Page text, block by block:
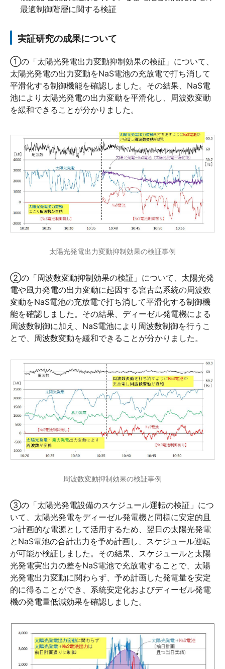
最適制御階層に関する検証
実証研究の成果について
①の「太陽光発電出力変動抑制効果の検証」について、
太陽光発電の出力変動をNaS電池の充放電で打ち消して
平滑化する制御機能を確認しました。その結果、NaS電
池により太陽光発電の出力変動を平滑化し、周波数変動
を緩和できることが分かりました。
太陽光発電出力変動抑制効果の検証事例
②の「周波数変動抑制効果の検証」について、太陽光発
電や風力発電の出力変動に起因する宮古島系統の周波数
変動をNaS電池の充放電で打ち消して平滑化する制御機
能を確認しました。その結果、ディーゼル発電機による
周波数制御に加え、NaS電池により周波数制御を行うこ
とで、周波数変動を緩和できることが分かりました。
周波数変動抑制効果の検証事例
③の「太陽光発電設備のスケジュール運転の検証」につ
いて、太陽光発電をディーゼル発電機と同様に安定的且
つ計画的な電源として活用するため、翌日の太陽光発電
とNaS電池の合計出力を予め計画し、スケジュール運転
が可能か検証しました。その結果、スケジュールと太陽
光発電実出力の差をNaS電池で充放電することで、太陽
光発電出力変動に関わらず、予め計画した発電量を安定
的に得ることができ、系統安定化およびディーゼル発電
機の発電量低減効果を確認しました。